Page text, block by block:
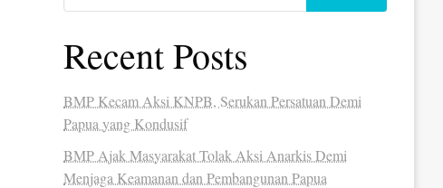
Recent Posts
BMP Kecam Aksi KNPB, Serukan Persatuan Demi
Papua yang Kondusif
BMP Ajak Masyarakat Tolak Aksi Anarkis Demi
Menjaga Keamanan dan Pembangunan Papua